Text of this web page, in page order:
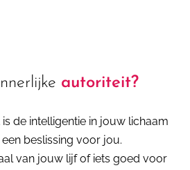
autoriteit?
de intelligentie in jouw lichaam
beslissing voor jou.
van jouw lijf of iets goed voor